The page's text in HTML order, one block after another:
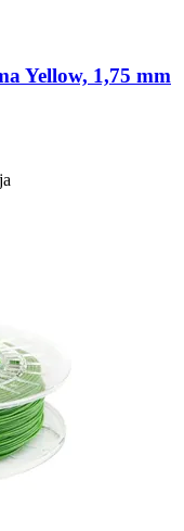
Yellow, 1,75 mm